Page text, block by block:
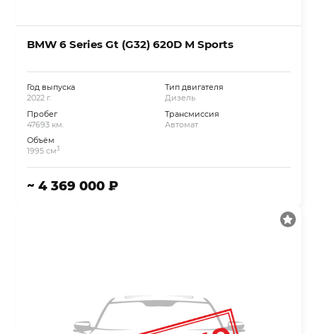
BMW 6 Series Gt (G32) 620D M Sports
Год выпуска
2022 г.
Пробег
47693 км.
Объём
1995 см3
Тип двигателя
Дизель
Трансмиссия
Автомат
~ 4 369 000 ₽